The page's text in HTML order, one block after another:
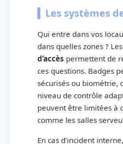
Les systèmes
Qui entre dans vos
dans quelles zones ?
d’accès permettent de
ces questions. Badges
sécurisés ou biométrie,
niveau de contrôle
peuvent être limitées à
comme les salles
En cas d’incident